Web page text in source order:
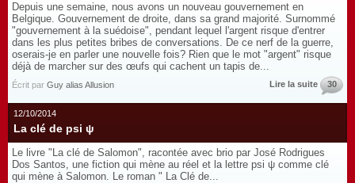
Depuis une semaine, nous avons un nouveau gouvernement en
Belgique. Gouvernement de droite, dans sa grand majorité. Surnommé
"gouvernement à la suédoise", pendant lequel l'argent risque d'entrer
dans les plus petites bribes de conversations. De ce nerf de la guerre,
oserais-je en parler une nouvelle fois? Rien que le mot "argent" risque
déjà de marcher sur des œufs qui cachent un tapis de...
Écrit par Guy alias Allusion Lire la suite 30
12/10/2014
La clé de psi ψ
Le livre "La clé de Salomon", racontée avec brio par José Rodrigues
Dos Santos, une fiction qui mène au réel et la lettre psi ψ comme clé
qui mène à Salomon. Le roman " La Clé de...